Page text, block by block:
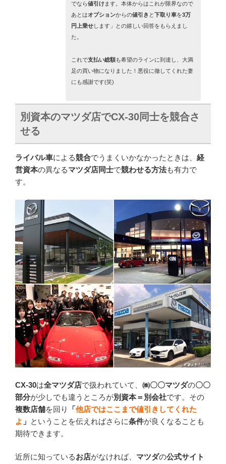
でなら値引けます。本体からはこれが限界なので
あとはオプションからの値引き と下取り車を3万
円上乗せします」
との嬉しい回答をもらえまし
た。
これで支払い総額も希望のラインに到達し、大満
足の買い物になりました！悪役に徹してくれた妻
にも感謝です(笑)
別資本のマツダ店でCX-30同士を競合さ
せる
ライバル車による競合でうまくいかなかったときは、 経
営資本の異なるマツダ店同士で競わせる方法も有力で
す。
CX-30は全マツダ店で扱われていて、 ㈱〇〇マツダの〇〇
部分が少しでも違うところが別資本＝ 別会社です。その
複数店舗を回り 「他店ではここまで値引きしてくれた
よ 」 ということを伝えればさらに条件が良くなることも
期待できます。
近所に知っているお店がなければ、 マツダの公式サイト